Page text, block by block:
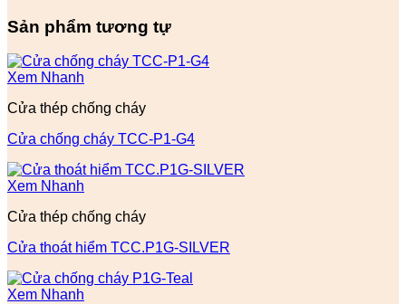
Sản phẩm tương tự
Xem Nhanh
Cửa thép chống cháy
Cửa chống cháy TCC-P1-G4
Xem Nhanh
Cửa thép chống cháy
Cửa thoát hiểm TCC.P1G-SILVER
Xem Nhanh